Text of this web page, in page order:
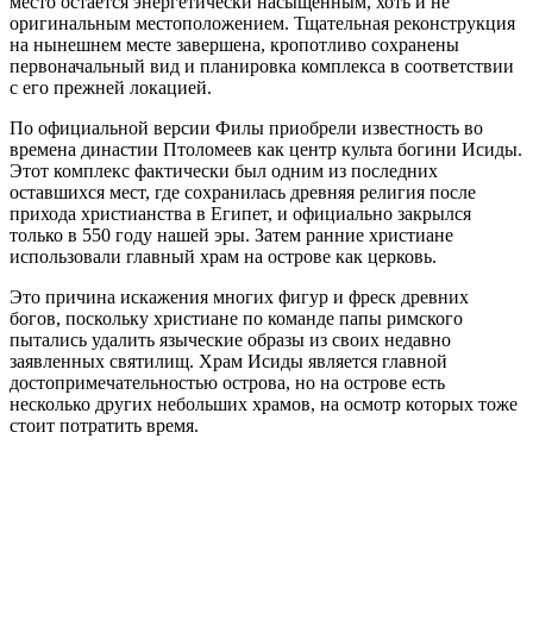
оригинальным местоположением. Тщательная реконструкция
на нынешнем месте завершена, кропотливо сохранены
первоначальный вид и планировка комплекса в соответствии
с его прежней локацией.
По официальной версии Филы приобрели известность во
времена династии Птоломеев как центр культа богини Исиды.
Этот комплекс фактически был одним из последних
оставшихся мест, где сохранилась древняя религия после
прихода христианства в Египет, и официально закрылся
только в 550 году нашей эры. Затем ранние христиане
использовали главный храм на острове как церковь.
Это причина искажения многих фигур и фреск древних
богов, поскольку христиане по команде папы римского
пытались удалить языческие образы из своих недавно
заявленных святилищ. Храм Исиды является главной
достопримечательностью острова, но на острове есть
несколько других небольших храмов, на осмотр которых тоже
стоит потратить время.